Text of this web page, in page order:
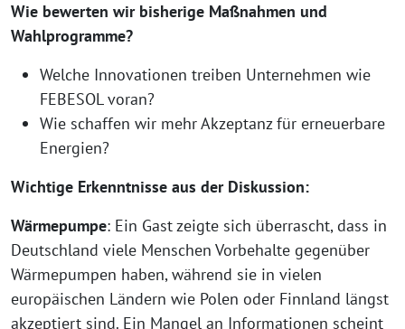
Wie bewerten wir bisherige Maßnahmen und
Wahlprogramme?
Welche Innovationen treiben Unternehmen wie
FEBESOL voran?
Wie schaffen wir mehr Akzeptanz für erneuerbare
Energien?
Wichtige Erkenntnisse aus der Diskussion:
Wärmepumpe: Ein Gast zeigte sich überrascht, dass in
Deutschland viele Menschen Vorbehalte gegenüber
Wärmepumpen haben, während sie in vielen
europäischen Ländern wie Polen oder Finnland längst
akzeptiert sind. Ein Mangel an Informationen scheint